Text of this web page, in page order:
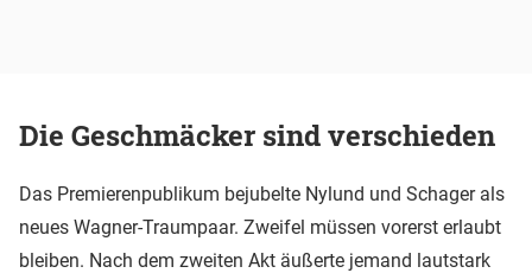
Die Geschmäcker sind verschieden
Das Premierenpublikum bejubelte Nylund und Schager als
neues Wagner-Traumpaar. Zweifel müssen vorerst erlaubt
bleiben. Nach dem zweiten Akt äußerte jemand lautstark